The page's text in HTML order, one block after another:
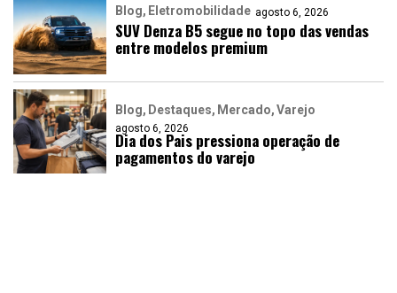
Blog Eletromobilidade agosto 6, 2026
SUV Denza B5 segue no topo das vendas
entre modelos premium
Blog Destaques Mercado Varejo
agosto 6, 2026
Dia dos Pais pressiona operação de
pagamentos do varejo